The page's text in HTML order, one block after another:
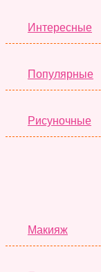
Интересные
Популярные
Рисуночные
Макияж